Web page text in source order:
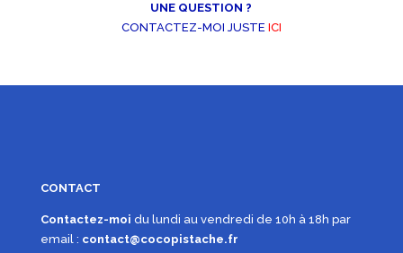
UNE QUESTION ?
CONTACTEZ-MOI JUSTE ICI
CONTACT
Contactez-moi du lundi au vendredi de 10h à 18h par
email : contact@cocopistache.fr